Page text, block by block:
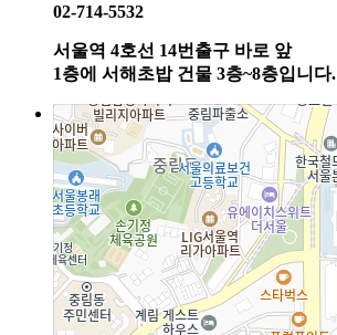
02-714-5532
서울역 4호선 14번출구 바로 앞
1층에 서해초밥 건물 3층~8층입니다.